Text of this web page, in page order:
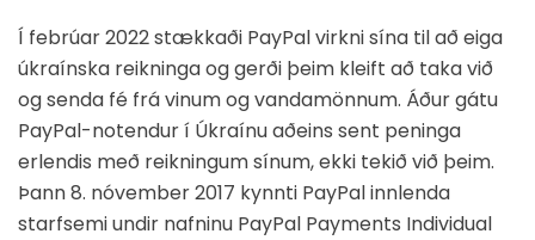
Í febrúar 2022 stækkaði PayPal virkni sína til að eiga
úkraínska reikninga og gerði þeim kleift að taka við
og senda fé frá vinum og vandamönnum. Áður gátu
PayPal-notendur í Úkraínu aðeins sent peninga
erlendis með reikningum sínum, ekki tekið við þeim.
Þann 8. nóvember 2017 kynnti PayPal innlenda
starfsemi undir nafninu PayPal Payments Individual